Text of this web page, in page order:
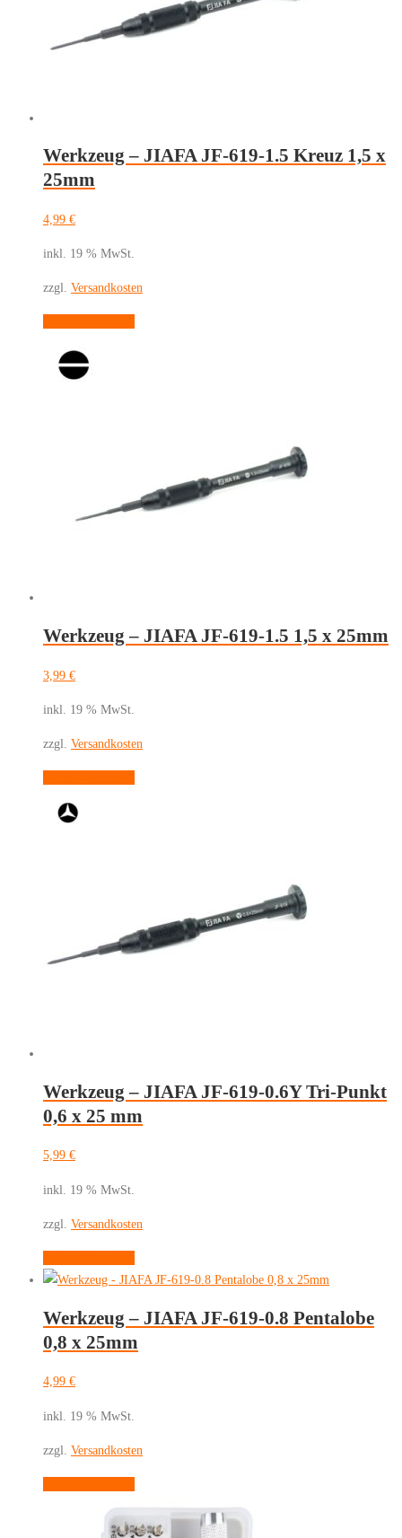
Werkzeug – JIAFA JF-619-1.5 Kreuz 1,5 x
25mm
4,99 €
inkl. 19 % MwSt.
zzgl. Versandkosten
Werkzeug – JIAFA JF-619-1.5 1,5 x 25mm
3,99 €
inkl. 19 % MwSt.
zzgl. Versandkosten
Werkzeug – JIAFA JF-619-0.6Y Tri-Punkt
0,6 x 25 mm
5,99 €
inkl. 19 % MwSt.
zzgl. Versandkosten
Werkzeug – JIAFA JF-619-0.8 Pentalobe
0,8 x 25mm
4,99 €
inkl. 19 % MwSt.
zzgl. Versandkosten